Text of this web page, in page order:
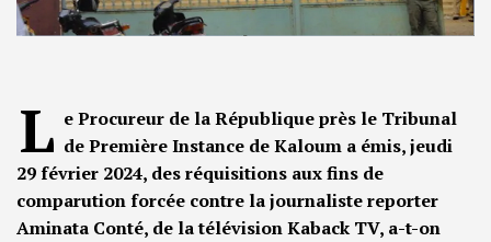
L e Procureur de la République près le Tribunal
de Première Instance de Kaloum a émis, jeudi
29 février 2024, des réquisitions aux fins de
comparution forcée contre la journaliste reporter
Aminata Conté, de la télévision Kaback TV, a-t-on